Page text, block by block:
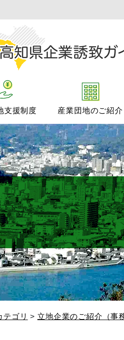
支援制度 産業団地のご紹介
テゴリ 立地企業のご紹介（事